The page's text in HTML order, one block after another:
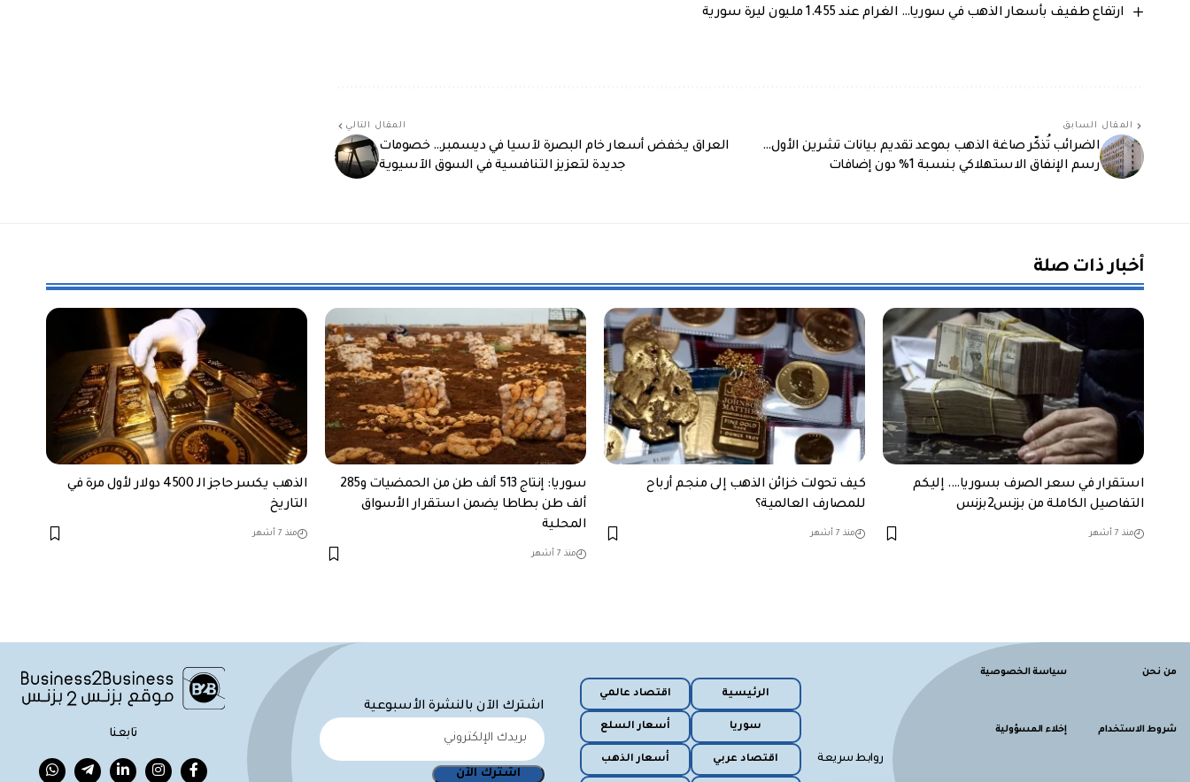
ارتفاع طفيف بأسعار الذهب في سوريا… الغرام عند 1.455 مليون ليرة سورية
المقال السابق
الضرائب تُذكّر صاغة الذهب بموعد تقديم بيانات تشرين الأول…
رسم الإنفاق الاستهلاكي بنسبة 1% دون إضافات
المقال التالي
العراق يخفض أسعار خام البصرة لآسيا في ديسمبر… خصومات
جديدة لتعزيز التنافسية في السوق الآسيوية
أخبار ذات صلة
استقرار في سعر الصرف بسوريا…. إليكم
التفاصيل الكاملة من بزنس2بزنس
منذ 7 أشهر
كيف تحولت خزائن الذهب إلى منجم أرباح
للمصارف العالمية؟
منذ 7 أشهر
سوريا: إنتاج 513 ألف طن من الحمضيات و285
ألف طن بطاطا يضمن استقرار الأسواق
المحلية
منذ 7 أشهر
الذهب يكسر حاجز الـ 4500 دولار لأول مرة في
التاريخ
منذ 7 أشهر
من نحن سياسة الخصوصية
شروط الاستخدام إخلاء المسؤولية
روابط سريعة
الرئيسية اقتصاد عالمي
سوريا أسعار السلع
اقتصاد عربي أسعار الذهب
اشترك الآن بالنشرة الأسبوعية
تابعنا